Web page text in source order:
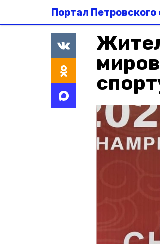
Портал Петровского